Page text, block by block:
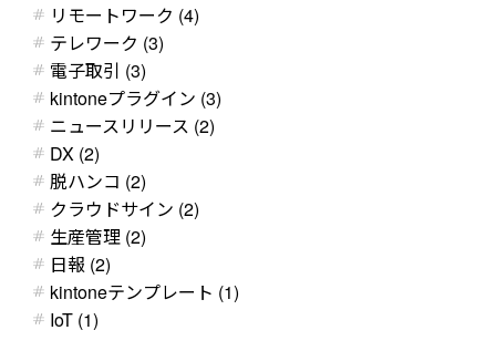
リモートワーク (4)
テレワーク (3)
電子取引 (3)
kintoneプラグイン (3)
ニュースリリース (2)
DX (2)
脱ハンコ (2)
クラウドサイン (2)
生産管理 (2)
日報 (2)
kintoneテンプレート (1)
IoT (1)